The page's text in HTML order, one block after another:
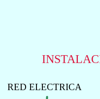
RED ELECTRICA